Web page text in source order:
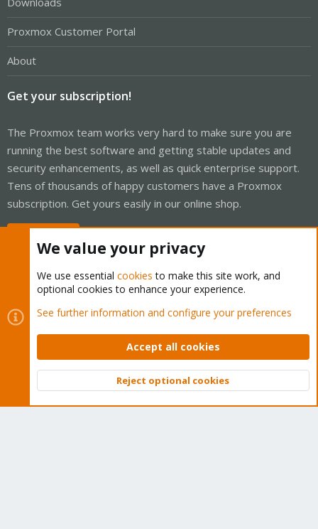
Proxmox Customer Portal
About
Get your subscription!
The Proxmox team works very hard to make sure you are
running the best software and getting stable updates and
security enhancements, as well as quick enterprise support.
Tens of thousands of happy customers have a Proxmox
subscription. Get yours easily in our online shop.
Cookies
Proxmox Support Forum - Light Mode
Contact us
Terms and rules Privacy policy Help Home
Community platform by XenForo © 2010-2026 XenForo Ltd.
Top
We value your privacy
We use essential cookies to make this site work, and
optional cookies to enhance your experience.
See further information and configure your preferences
Accept all cookies
Reject optional cookies